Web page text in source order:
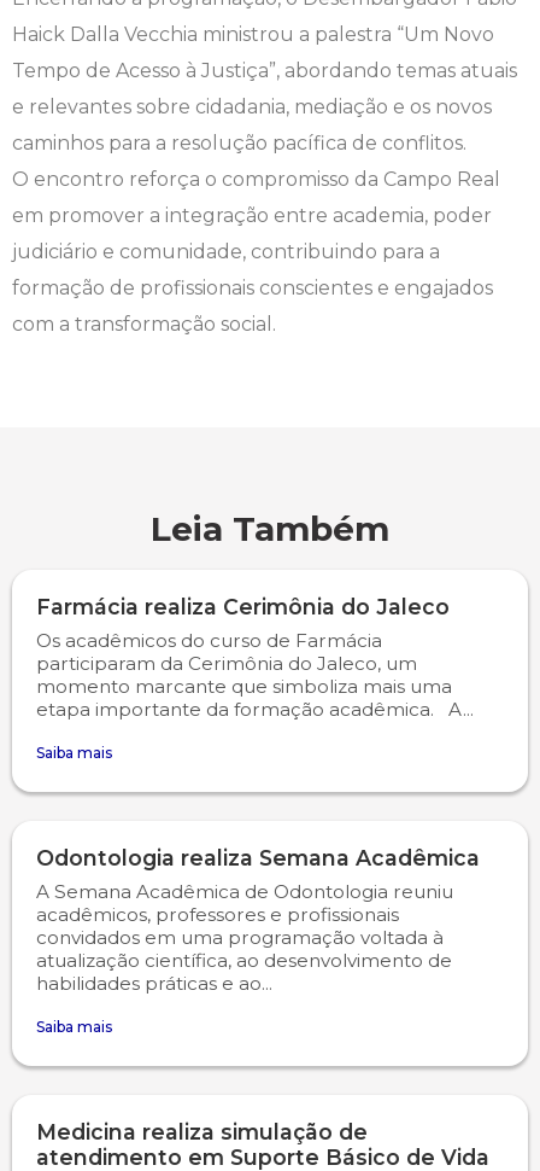
Haick Dalla Vecchia ministrou a palestra “Um Novo
Tempo de Acesso à Justiça”, abordando temas atuais
e relevantes sobre cidadania, mediação e os novos
caminhos para a resolução pacífica de conflitos.
O encontro reforça o compromisso da Campo Real
em promover a integração entre academia, poder
judiciário e comunidade, contribuindo para a
formação de profissionais conscientes e engajados
com a transformação social.
Leia Também
Farmácia realiza Cerimônia do Jaleco
Os acadêmicos do curso de Farmácia
participaram da Cerimônia do Jaleco, um
momento marcante que simboliza mais uma
etapa importante da formação acadêmica. A...
Saiba mais
Odontologia realiza Semana Acadêmica
A Semana Acadêmica de Odontologia reuniu
acadêmicos, professores e profissionais
convidados em uma programação voltada à
atualização científica, ao desenvolvimento de
habilidades práticas e ao...
Saiba mais
Medicina realiza simulação de
atendimento em Suporte Básico de Vida